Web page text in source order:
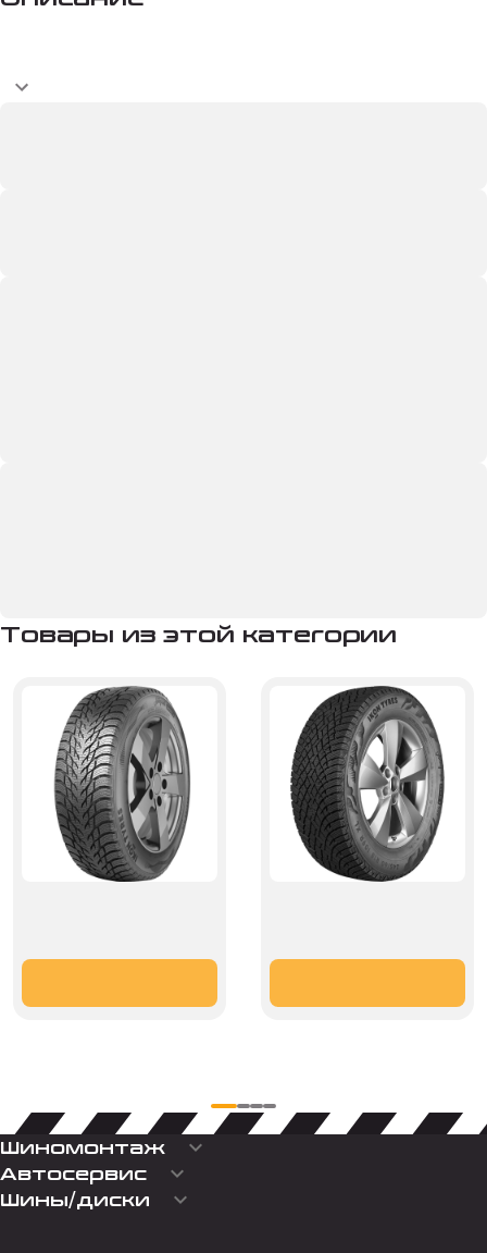
Товары из этой категории
Шиномонтаж keyboard_arrow_down
Автосервис keyboard_arrow_down
Шины/диски keyboard_arrow_down